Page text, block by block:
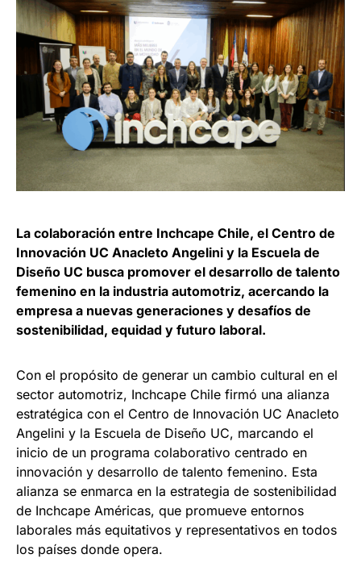
La colaboración entre Inchcape Chile, el Centro de
Innovación UC Anacleto Angelini y la Escuela de
Diseño UC busca promover el desarrollo de talento
femenino en la industria automotriz, acercando la
empresa a nuevas generaciones y desafíos de
sostenibilidad, equidad y futuro laboral.
Con el propósito de generar un cambio cultural en el
sector automotriz, Inchcape Chile firmó una alianza
estratégica con el Centro de Innovación UC Anacleto
Angelini y la Escuela de Diseño UC, marcando el
inicio de un programa colaborativo centrado en
innovación y desarrollo de talento femenino. Esta
alianza se enmarca en la estrategia de sostenibilidad
de Inchcape Américas, que promueve entornos
laborales más equitativos y representativos en todos
los países donde opera.